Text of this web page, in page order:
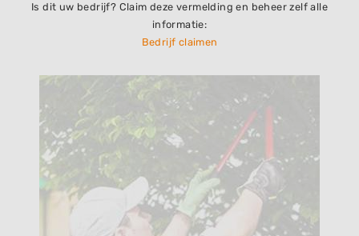
Is dit uw bedrijf? Claim deze vermelding en beheer zelf alle
informatie:
Bedrijf claimen